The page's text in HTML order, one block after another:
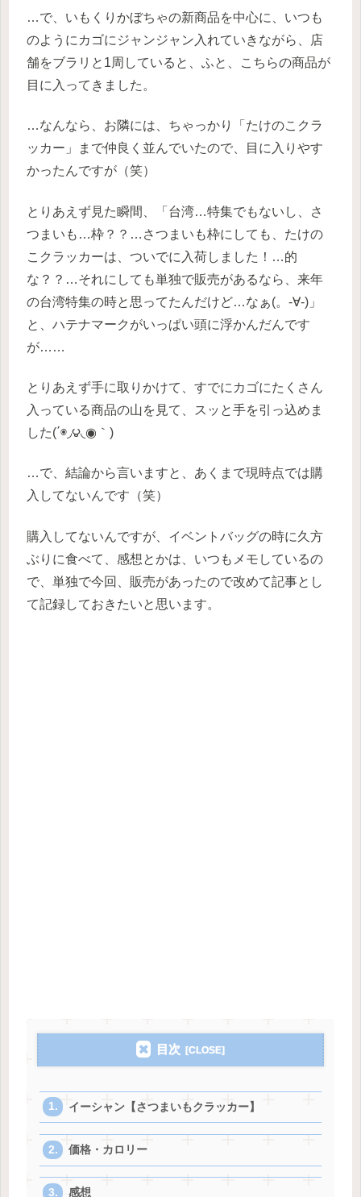
…で、いもくりかぼちゃの新商品を中心に、いつも
のようにカゴにジャンジャン入れていきながら、店
舗をブラリと1周していると、ふと、こちらの商品が
目に入ってきました。
…なんなら、お隣には、ちゃっかり「たけのこクラ
ッカー」まで仲良く並んでいたので、目に入りやす
かったんですが（笑）
とりあえず見た瞬間、「台湾…特集でもないし、さ
つまいも…枠？？…さつまいも枠にしても、たけの
こクラッカーは、ついでに入荷しました！…的
な？？…それにしても単独で販売があるなら、来年
の台湾特集の時と思ってたんだけど…なぁ(。-∀-)」
と、ハテナマークがいっぱい頭に浮かんだんです
が……
とりあえず手に取りかけて、すでにカゴにたくさん
入っている商品の山を見て、スッと手を引っ込めま
した(΄◉◞౪◟◉｀)
…で、結論から言いますと、あくまで現時点では購
入してないんです（笑）
購入してないんですが、イベントバッグの時に久方
ぶりに食べて、感想とかは、いつもメモしているの
で、単独で今回、販売があったので改めて記事とし
て記録しておきたいと思います。
目次
イーシャン【さつまいもクラッカー】
価格・カロリー
感想